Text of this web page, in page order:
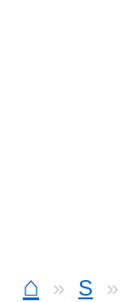
⌂ S